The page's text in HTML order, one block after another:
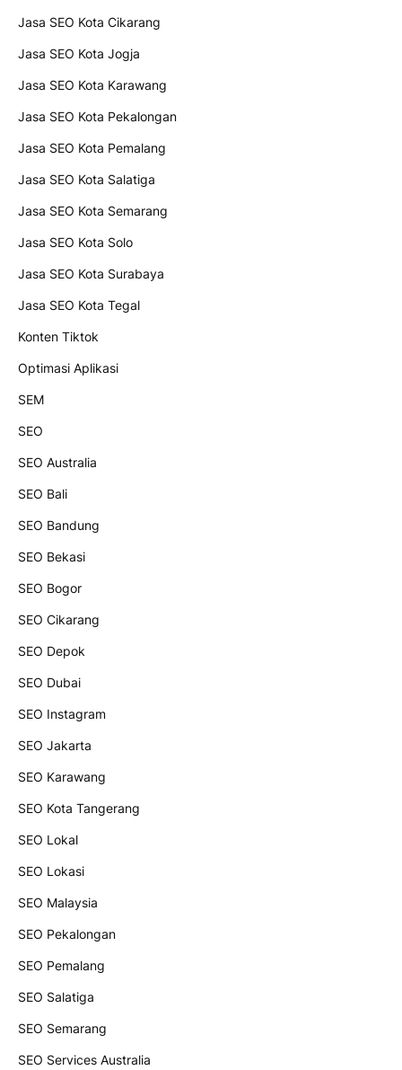
Jasa SEO Kota Cikarang
Jasa SEO Kota Jogja
Jasa SEO Kota Karawang
Jasa SEO Kota Pekalongan
Jasa SEO Kota Pemalang
Jasa SEO Kota Salatiga
Jasa SEO Kota Semarang
Jasa SEO Kota Solo
Jasa SEO Kota Surabaya
Jasa SEO Kota Tegal
Konten Tiktok
Optimasi Aplikasi
SEM
SEO
SEO Australia
SEO Bali
SEO Bandung
SEO Bekasi
SEO Bogor
SEO Cikarang
SEO Depok
SEO Dubai
SEO Instagram
SEO Jakarta
SEO Karawang
SEO Kota Tangerang
SEO Lokal
SEO Lokasi
SEO Malaysia
SEO Pekalongan
SEO Pemalang
SEO Salatiga
SEO Semarang
SEO Services Australia